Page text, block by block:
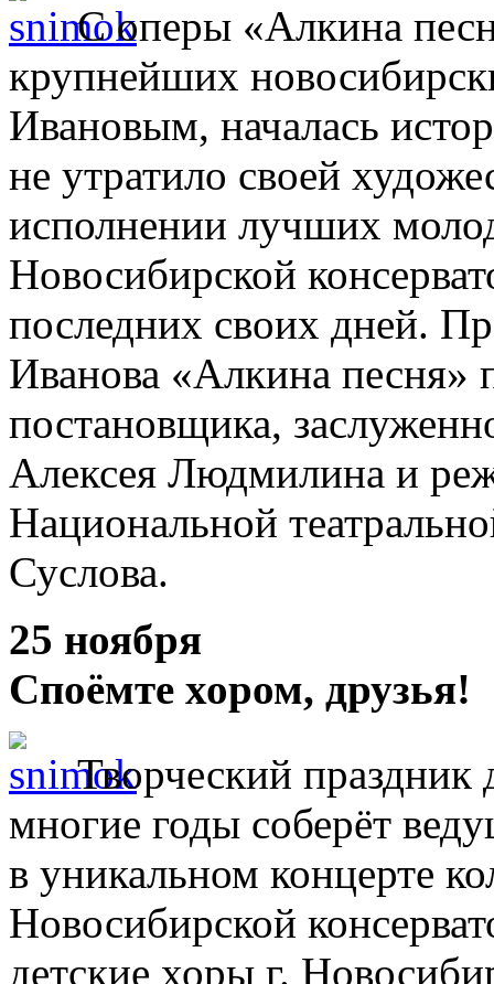
С оперы «Алкина
крупнейших
Ивановым, началась
не утратило своей
исполнении лучших
Новосибирской
последних своих дней.
Иванова «Алкина песня»
постановщика,
Алексея Людмилина и
Национальной
Суслова.
25 ноября
Споёмте хором, друзья!
Творческий праздник
многие годы соберёт
в уникальном концерте
Новосибирской
детские хоры г.